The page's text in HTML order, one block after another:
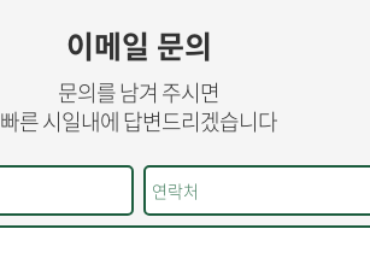
이메일 문의
문의를 남겨 주시면
빠른 시일내에 답변드리겠습니다